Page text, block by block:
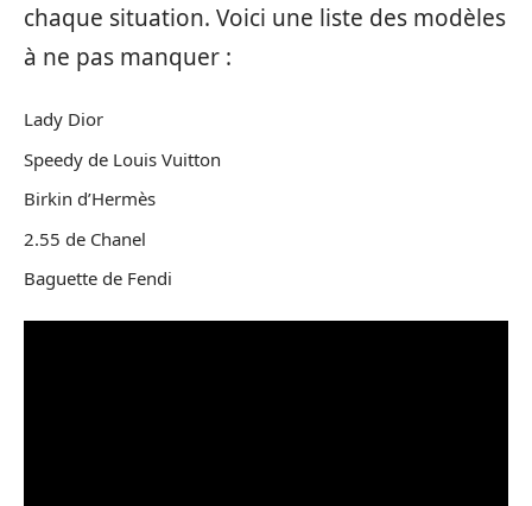
chaque situation. Voici une liste des modèles
à ne pas manquer :
Lady Dior
Speedy de Louis Vuitton
Birkin d’Hermès
2.55 de Chanel
Baguette de Fendi